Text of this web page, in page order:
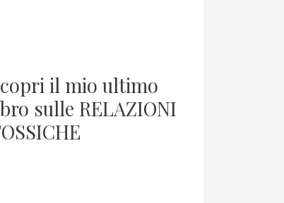
il mio ultimo
sulle RELAZIONI